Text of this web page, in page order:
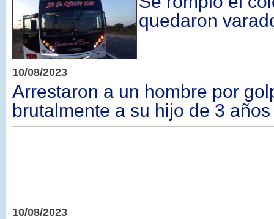
quedaron
10/08/2023
Arrestaron a un hombre por
brutalmente a su hijo de 3 años
10/08/2023